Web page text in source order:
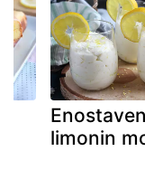
Enostaven
limonin